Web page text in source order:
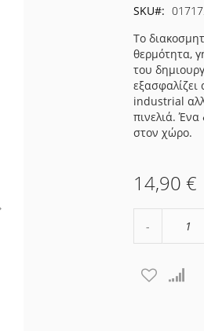
SKU
Το
θερμότητα,
του
εξασφαλίζει
industrial
πινελιά. Ένα
στον χώρο.
14,90 €
κατά
1